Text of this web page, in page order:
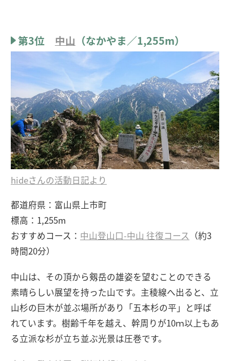
第3位 中山 （なかやま／1,255m）
hideさんの活動日記より
都道府県：富山県上市町
標高：1,255m
おすすめコース： 中山登山口-中山 往復コース （約3
時間20分）
中山は、その頂から剱岳の雄姿を望むことのできる
素晴らしい展望を持った山です。主稜線へ出ると、立
山杉の巨木が並ぶ場所があり「五本杉の平」と呼ば
れています。樹齢千年を越え、幹周りが10ｍ以上もあ
る立派な杉が立ち並ぶ光景は圧巻です。